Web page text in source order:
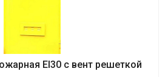
EI30 с вент решеткой